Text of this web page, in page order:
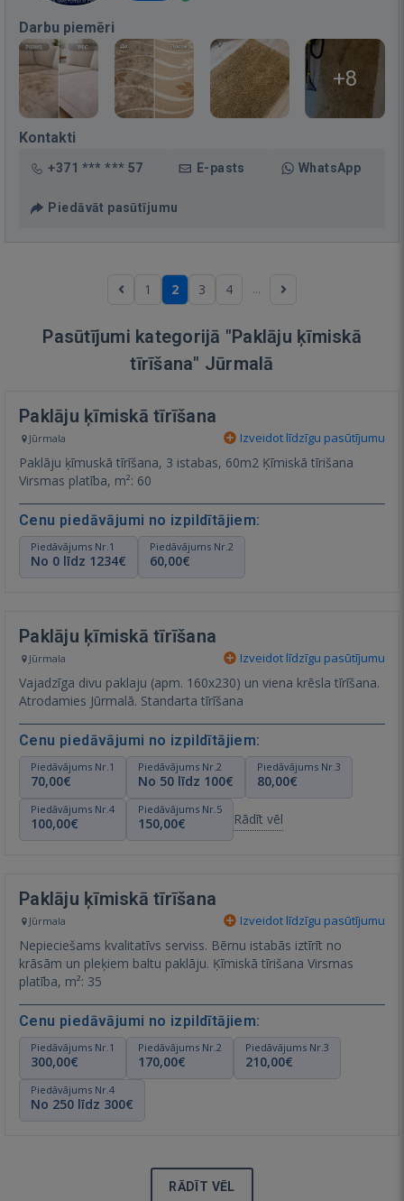
Darbu piemēri
+8
Kontakti
+371 *** *** 57 E-pasts WhatsApp
Piedāvāt pasūtījumu
1 2 3 4 ...
Pasūtījumi kategorijā "Paklāju ķīmiskā
tīrīšana" Jūrmalā
Paklāju ķīmiskā tīrīšana
Jūrmala Izveidot līdzīgu pasūtījumu
Paklāju ķīmuskā tīrīšana, 3 istabas, 60m2 Ķīmiskā tīrišana
Virsmas platība, m²: 60
Cenu piedāvājumi no izpildītājiem:
Piedāvājums Nr.1
No 0 līdz 1234€
Piedāvājums Nr.2
60,00€
Paklāju ķīmiskā tīrīšana
Jūrmala Izveidot līdzīgu pasūtījumu
Vajadzīga divu paklaju (apm. 160x230) un viena krēsla tīrīšana.
Atrodamies Jūrmalā. Standarta tīrīšana
Cenu piedāvājumi no izpildītājiem:
Piedāvājums Nr.1
70,00€
Piedāvājums Nr.2
No 50 līdz 100€
Piedāvājums Nr.3
80,00€
Piedāvājums Nr.4
100,00€
Piedāvājums Nr.5
150,00€ Rādīt vēl
Paklāju ķīmiskā tīrīšana
Jūrmala Izveidot līdzīgu pasūtījumu
Nepieciešams kvalitatīvs serviss. Bērnu istabās iztīrīt no
krāsām un pleķiem baltu paklāju. Ķīmiskā tīrišana Virsmas
platība, m²: 35
Cenu piedāvājumi no izpildītājiem:
Piedāvājums Nr.1
300,00€
Piedāvājums Nr.2
170,00€
Piedāvājums Nr.3
210,00€
Piedāvājums Nr.4
No 250 līdz 300€
RĀDĪT VĒL